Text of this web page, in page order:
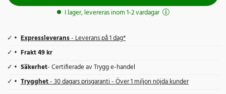
I lager, levereras inom 1-2 vardagar
Expressleverans- Leverans på 1 dag*
Frakt 49 kr
Säkerhet- Certifierade av Trygg e-handel
Trygghet- 30 dagars prisgaranti - Över 1 miljon nöjda kunder